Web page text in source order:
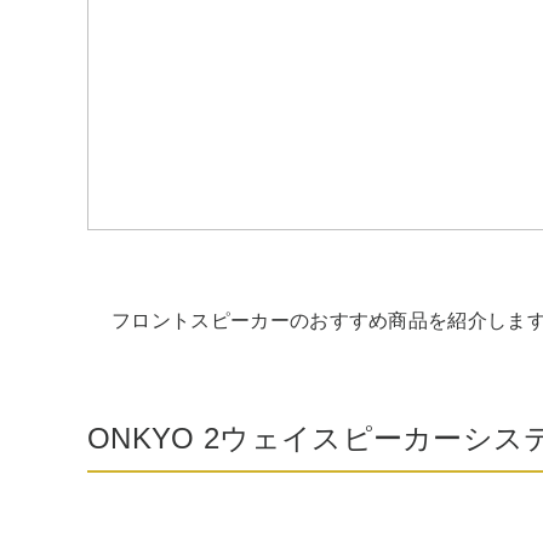
フロントスピーカーのおすすめ商品を紹介します
ONKYO 2ウェイスピーカーシス